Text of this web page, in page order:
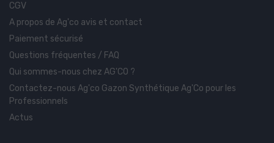
CGV
A propos de Ag'co avis et contact
Paiement sécurisé
Questions fréquentes / FAQ
Qui sommes-nous chez AG'CO ?
Contactez-nous Ag'co Gazon Synthétique Ag'Co pour les
Professionnels
Actus